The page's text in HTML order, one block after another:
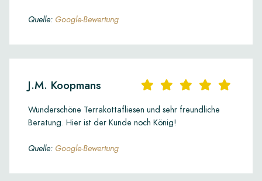
Quelle: Google-Bewertung
J.M. Koopmans
Wunderschöne Terrakottafliesen und sehr freundliche
Beratung. Hier ist der Kunde noch König!
Quelle: Google-Bewertung